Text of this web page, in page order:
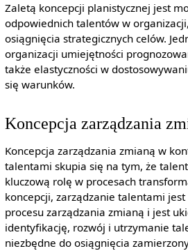
Zaletą koncepcji planistycznej jest
odpowiednich talentów w
osiągnięcia strategicznych celów.
organizacji umiejętności
także elastyczności w
się warunków.
Koncepcja zarządzania
Koncepcja zarządzania zmianą w
talentami skupia się na tym, że
kluczową rolę w procesach
koncepcji, zarządzanie talentami
procesu zarządzania zmianą i jest
identyfikację, rozwój i utrzymanie
niezbędne do osiągnięcia